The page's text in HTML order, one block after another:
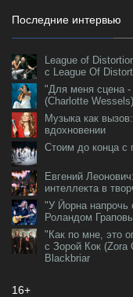
Последние интервью
League of
с League Of
"Для меня сцена
(Charlotte Wessels)
Музыка как
вдохновении
Стоим до конца с
Евгений
интеллекта в
"У Йорна напрочь
Роландом
"Как по мне, это
с Зорой Кок (Zora
Blackbriar
16+